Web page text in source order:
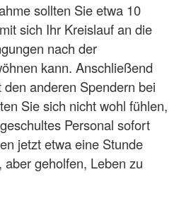
sollten Sie etwa 10
sich Ihr Kreislauf an die
nach der
kann. Anschließend
anderen Spendern bei
Sie sich nicht wohl fühlen,
Personal sofort
jetzt etwa eine Stunde
geholfen, Leben zu